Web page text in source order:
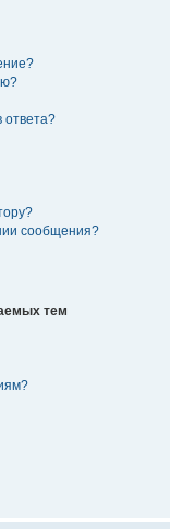
ответа?
сообщения?
тем